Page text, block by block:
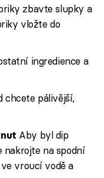
zbavte slupky a
vložte do
ingredience a
chcete pálivější,
Aby byl dip
nakrojte na spodní
vroucí vodě a